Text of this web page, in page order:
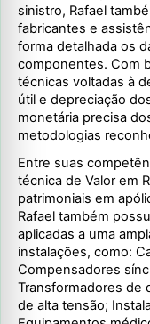
sinistro, Rafael
fabricantes e
forma detalhada os
componentes. Com
técnicas voltadas à
útil e depreciação
monetária precisa
metodologias
Entre suas
técnica de Valor em
patrimoniais em
Rafael também
aplicadas a uma
instalações, como:
Compensadores
Transformadores de
de alta tensão;